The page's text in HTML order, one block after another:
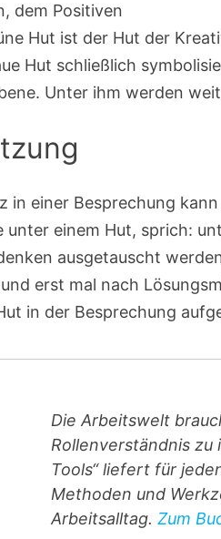
dem Positiven
Hut ist der Hut der
Hut schließlich
Unter ihm werden
in einer Besprechung
unter einem Hut, sprich:
ausgetauscht
erst mal nach
in der Besprechung
Die Arbeitswelt
Rollenverständnis zu
Tools“ liefert für
Methoden und
Arbeitsalltag. Zum